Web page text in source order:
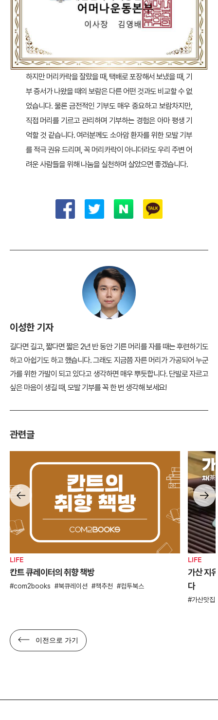
하지만 머리카락을 잘랐을 때, 택배로 포장해서 보냈을 때, 기
부 증서가 나왔을 때의 보람은 다른 어떤 것과도 비교할 수 없
었습니다. 물론 금전적인 기부도 매우 중요하고 보람차지만,
직접 머리를 기르고 관리하며 기부하는 경험은 아마 평생 기
억할 것 같습니다. 여러분께도 소아암 환자를 위한 모발 기부
를 적극 권유 드리며, 꼭 머리카락이 아니더라도 우리 주변 어
려운 사람들을 위해 나눔을 실천하며 살았으면 좋겠습니다.
이성한 기자
길다면 길고, 짧다면 짧은 2년 반 동안 기른 머리를 자를 때는 후련하기도
하고 아쉽기도 하고 했습니다. 그래도 지금쯤 자른 머리가 가공되어 누군
가를 위한 가발이 되고 있다고 생각하면 매우 뿌듯합니다. 단발로 자르고
싶은 마음이 생길 때, 모발 기부를 꼭 한 번 생각해 보세요!
관련글
LIFE
칸트 큐레이터의 취향 책방
com2books 북큐레이션 책추천 컴투북스
LIFE
가산 지
다
가산맛집
이전으로 가기